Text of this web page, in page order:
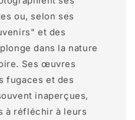
ou, selon ses
et des
dans la nature
Ses œuvres
fugaces et des
inaperçues,
à réfléchir à leurs